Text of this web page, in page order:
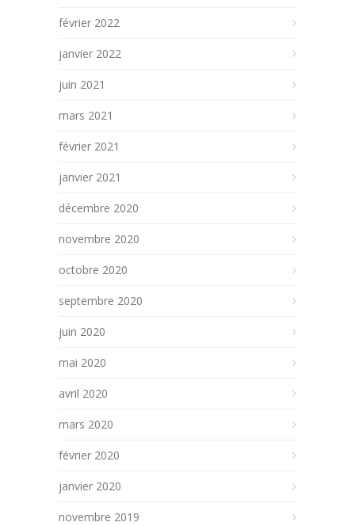
février 2022
janvier 2022
juin 2021
mars 2021
février 2021
janvier 2021
décembre 2020
novembre 2020
octobre 2020
septembre 2020
juin 2020
mai 2020
avril 2020
mars 2020
février 2020
janvier 2020
novembre 2019